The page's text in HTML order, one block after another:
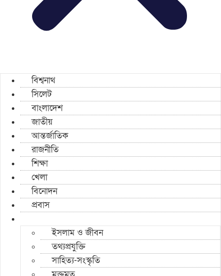
বিশ্বনাথ
সিলেট
বাংলাদেশ
জাতীয়
আন্তর্জাতিক
রাজনীতি
শিক্ষা
খেলা
বিনোদন
প্রবাস
ইসলাম ও জীবন
তথ্যপ্রযুক্তি
সাহিত্য-সংস্কৃতি